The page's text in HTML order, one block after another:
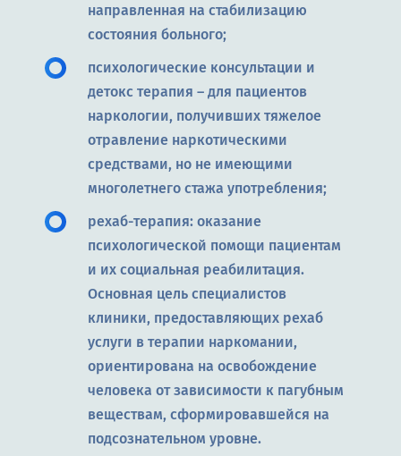
направленная на стабилизацию
состояния больного;
психологические консультации и
детокс терапия – для пациентов
наркологии, получивших тяжелое
отравление наркотическими
средствами, но не имеющими
многолетнего стажа употребления;
рехаб-терапия: оказание
психологической помощи пациентам
и их социальная реабилитация.
Основная цель специалистов
клиники, предоставляющих рехаб
услуги в терапии наркомании,
ориентирована на освобождение
человека от зависимости к пагубным
веществам, сформировавшейся на
подсознательном уровне.